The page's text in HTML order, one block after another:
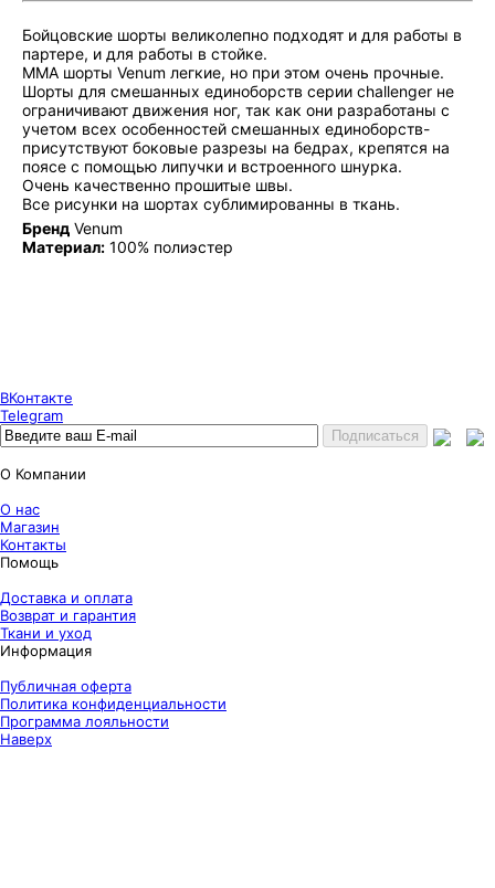
Бойцовские шорты великолепно подходят и для работы в
партере, и для работы в стойке.
MMA шорты Venum легкие, но при этом очень прочные.
Шорты для смешанных единоборств серии challenger не
ограничивают движения ног, так как они разработаны с
учетом всех особенностей смешанных единоборств-
присутствуют боковые разрезы на бедрах, крепятся на
поясе с помощью липучки и встроенного шнурка.
Очень качественно прошитые швы.
Все рисунки на шортах сублимированны в ткань.
Бренд Venum
Материал: 100% полиэстер
ВКонтакте
Telegram
О Компании
О нас
Магазин
Контакты
Помощь
Доставка и оплата
Возврат и гарантия
Ткани и уход
Информация
Публичная оферта
Политика конфиденциальности
Программа лояльности
Наверх